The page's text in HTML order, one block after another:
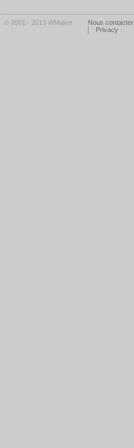
© 2001 - 2013 WMaker Nous contacter
Privacy